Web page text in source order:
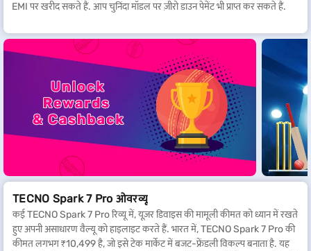
EMI पर खरीद सकते हैं. आप चुनिंदा मॉडल पर ज़ीरो डाउन पेमेंट भी प्राप्त कर सकते हैं.
TECNO Spark 7 Pro ओवरव्यू
कई TECNO Spark 7 Pro रिव्यू में, यूज़र डिवाइस की मामूली कीमत को ध्यान में रखते
हुए अपनी असाधारण वैल्यू को हाइलाइट करते हैं. भारत में, TECNO Spark 7 Pro की
कीमत लगभग ₹10,499 है, जो इसे टेक मार्केट में बजट-फ्रेंडली विकल्प बनाता है. यह